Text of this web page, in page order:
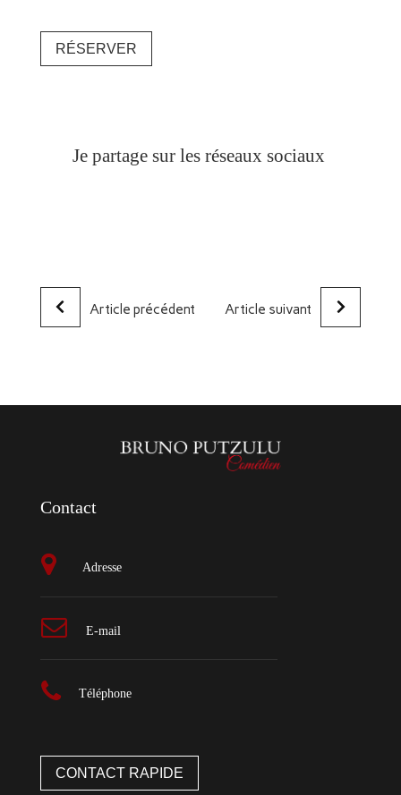
RÉSERVER
Je partage sur les réseaux sociaux
Article précédent Article suivant
Contact
Adresse
E-mail
Téléphone
CONTACT RAPIDE